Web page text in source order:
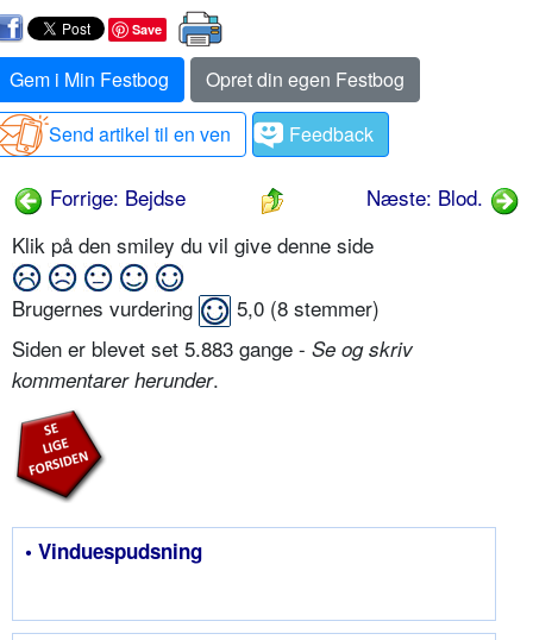
Save
Gem i Min Festbog
Opret din egen Festbog
Send artikel til en ven
Feedback
Forrige: Bejdse
Næste: Blod.
Klik på den smiley du vil give denne side
Brugernes vurdering 5,0 (8 stemmer)
Siden er blevet set 5.883 gange - Se og skriv
kommentarer herunder.
• Vinduespudsning